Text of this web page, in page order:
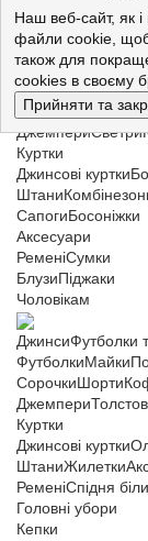
Наш веб-сайт, як і
файли cookie, щоб
також для
cookies в своєму
Прийняти та
Жінкам
ДжинсиФутболки
ФутболкиМайки
СорочкиШорти
ДжемпериСветри
Куртки
Джинсові куртки
Штани
СапогиБосоніжки
Аксесуари
РеменіСумки
БлузиПіджаки
Чоловікам
ДжинсиФутболки
ФутболкиМайки
СорочкиШорти
Джемпери
Куртки
Джинсові куртки
ШтаниЖилетки
РеменіСпідня
Головні убори
Кепки